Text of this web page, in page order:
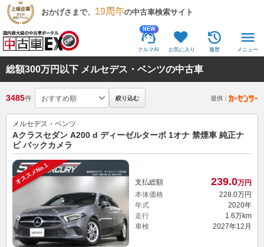
おかげさまで、 19周年の中古車検索サイト
NEW
クルマAI お気に入り 履歴 メニュー
総額300万円以下 メルセデス・ベンツの中古車
3485件 絞り込む 提供：
メルセデス・ベンツ
Aクラスセダン A200 d ディーゼルターボ 1オナ 禁煙車 純正ナ
ビ バックカメラ
オススメNo.1 支払総額 239.0万円
本体価格
228.0万円
年式
2020年
走行
1.6万km
車検
2027年12月